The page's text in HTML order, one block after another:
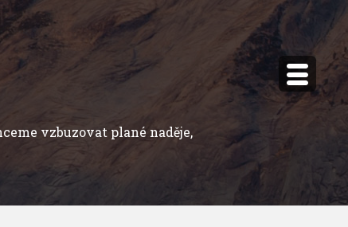
vzbuzovat plané naděje,